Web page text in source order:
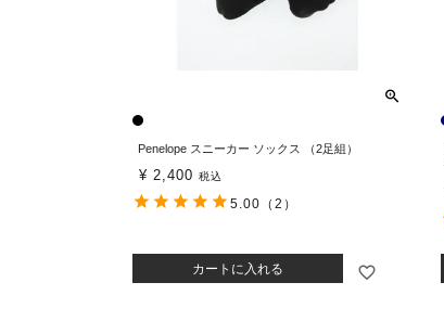
Penelope スニーカー ソックス （2足組）
¥ 2,400 税込
カートに入れる
5.00 （2）